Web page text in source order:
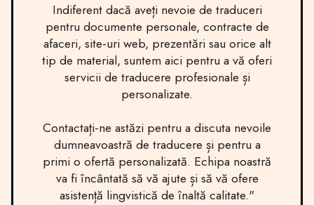
Indiferent dacă aveți nevoie de traduceri
pentru documente personale, contracte de
afaceri, site-uri web, prezentări sau orice alt
tip de material, suntem aici pentru a vă oferi
servicii de traducere profesionale și
personalizate.
Contactați-ne astăzi pentru a discuta nevoile
dumneavoastră de traducere și pentru a
primi o ofertă personalizată. Echipa noastră
va fi încântată să vă ajute și să vă ofere
asistență lingvistică de înaltă calitate."